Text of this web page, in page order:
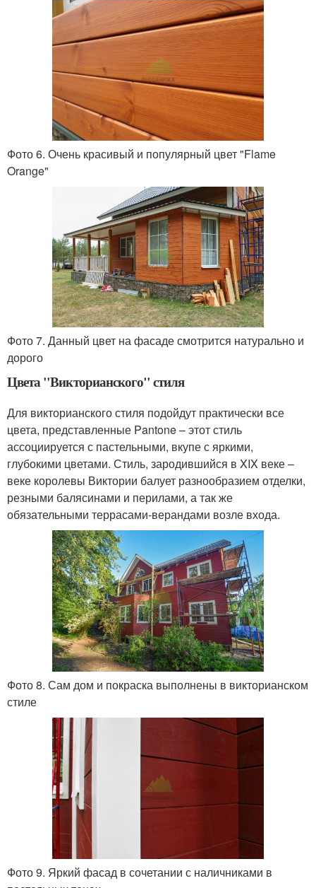
Фото 6. Очень красивый и популярный цвет "Flame
Orange"
Фото 7. Данный цвет на фасаде смотрится натурально и
дорого
Цвета "Викторианского" стиля
Для викторианского стиля подойдут практически все
цвета, представленные Pantone – этот стиль
ассоциируется с пастельными, вкупе с яркими,
глубокими цветами. Стиль, зародившийся в XIX веке –
веке королевы Виктории балует разнообразием отделки,
резными балясинами и перилами, а так же
обязательными террасами-верандами возле входа.
Фото 8. Сам дом и покраска выполнены в викторианском
стиле
Фото 9. Яркий фасад в сочетании с наличниками в